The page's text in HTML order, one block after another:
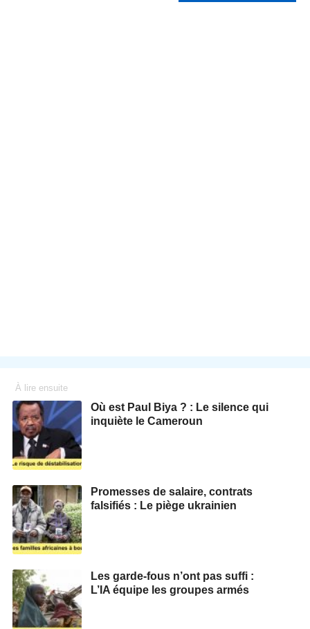
À lire ensuite
Où est Paul Biya ? : Le silence qui
inquiète le Cameroun
Promesses de salaire, contrats
falsifiés : Le piège ukrainien
Les garde-fous n’ont pas suffi :
L’IA équipe les groupes armés